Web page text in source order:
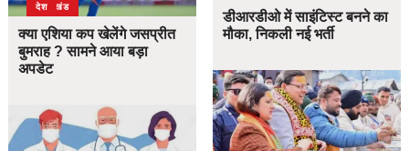
उत्तराखंड
देश
क्या एशिया कप खेलेंगे जसप्रीत
बुमराह ? सामने आया बड़ा
अपडेट
डीआरडीओ में साइंटिस्ट बनने का
मौका, निकली नई भर्ती